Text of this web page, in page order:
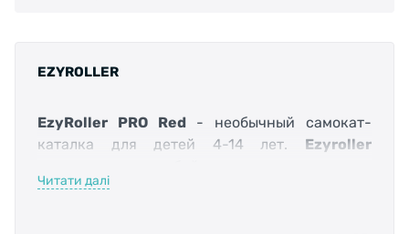
EZYROLLER
EzyRoller PRO Red- необычный самокат-
каталка для детей 4-14 лет. Ezyroller
металлической перекладиной и рулём.
Читати далі